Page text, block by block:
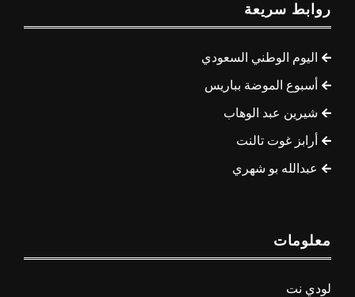
روابط سريعة
اليوم الوطني السعودي
أسبوع الموضة بباريس
شيرين عبد الوهاب
أرابز غوت تالنت
عبدالله بو شهري
معلومات
لودي نت